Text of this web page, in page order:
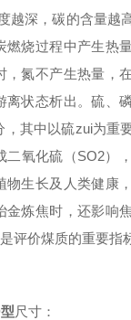
越深，碳的含量越
燃烧过程中产生热
，氮不产生热量，
离状态析出。硫、
，其中以硫zui为重
二氧化硫（SO2）
物生长及人类健康
炼焦时，还影响
评价煤质的重要指
尺寸：